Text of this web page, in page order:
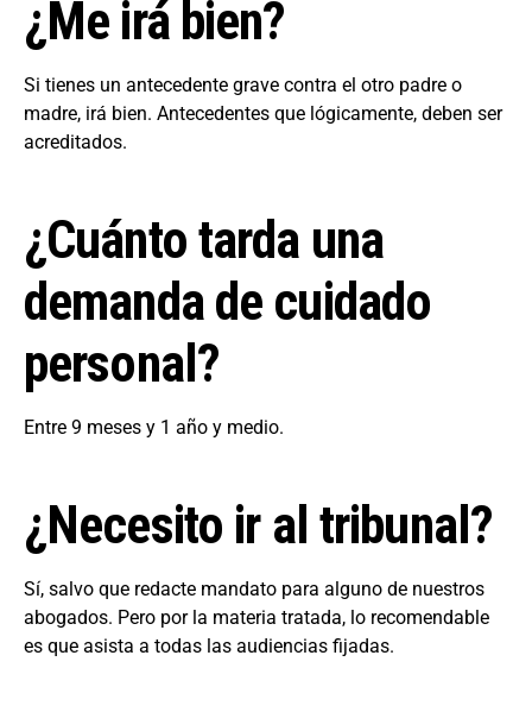
¿Me irá bien?
Si tienes un antecedente grave contra el otro padre o
madre, irá bien. Antecedentes que lógicamente, deben ser
acreditados.
¿Cuánto tarda una
demanda de cuidado
personal?
Entre 9 meses y 1 año y medio.
¿Necesito ir al tribunal?
Sí, salvo que redacte mandato para alguno de nuestros
abogados. Pero por la materia tratada, lo recomendable
es que asista a todas las audiencias fijadas.